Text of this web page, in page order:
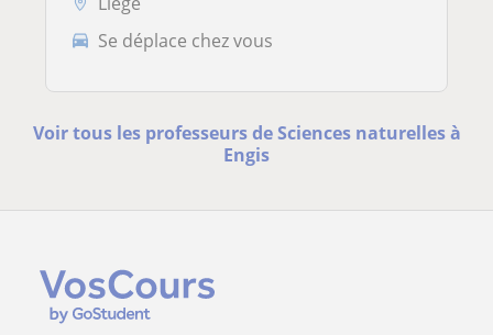
Se déplace chez vous
Voir tous les professeurs de Sciences naturelles à
Engis